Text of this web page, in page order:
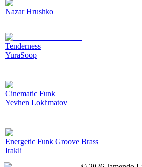
Nazar Hrushko
Tenderness
YuraSoop
Cinematic Funk
Yevhen Lokhmatov
Energetic Funk Groove Brass
Irakli